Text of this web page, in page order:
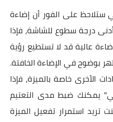
على الفور أن إضاءة
درجة سطوع للشاشة، فإذا
عالية قد لا تستطيع رؤية
بوضوح في الإضاءة الخافتة.
الأخرى خاصة بالميزة، فإذا
يمكنك ضبط مدى التعتيم
تريد استمرار تفعيل الميزة